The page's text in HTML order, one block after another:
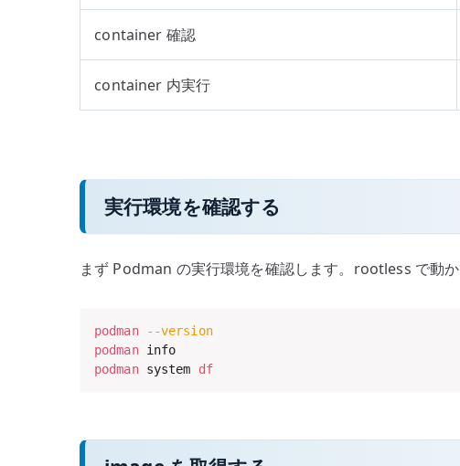
container 確認
container 内実行
実行環境を確認する
まず Podman の実行環境を確認します。rootless で動
podman
--version
podman
podman system df